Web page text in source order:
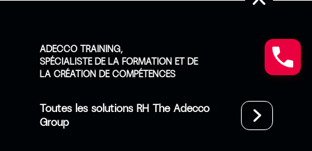
ADECCO TRAINING,
SPÉCIALISTE DE LA FORMATION ET DE
LA CRÉATION DE COMPÉTENCES
Toutes les solutions RH The Adecco
Group